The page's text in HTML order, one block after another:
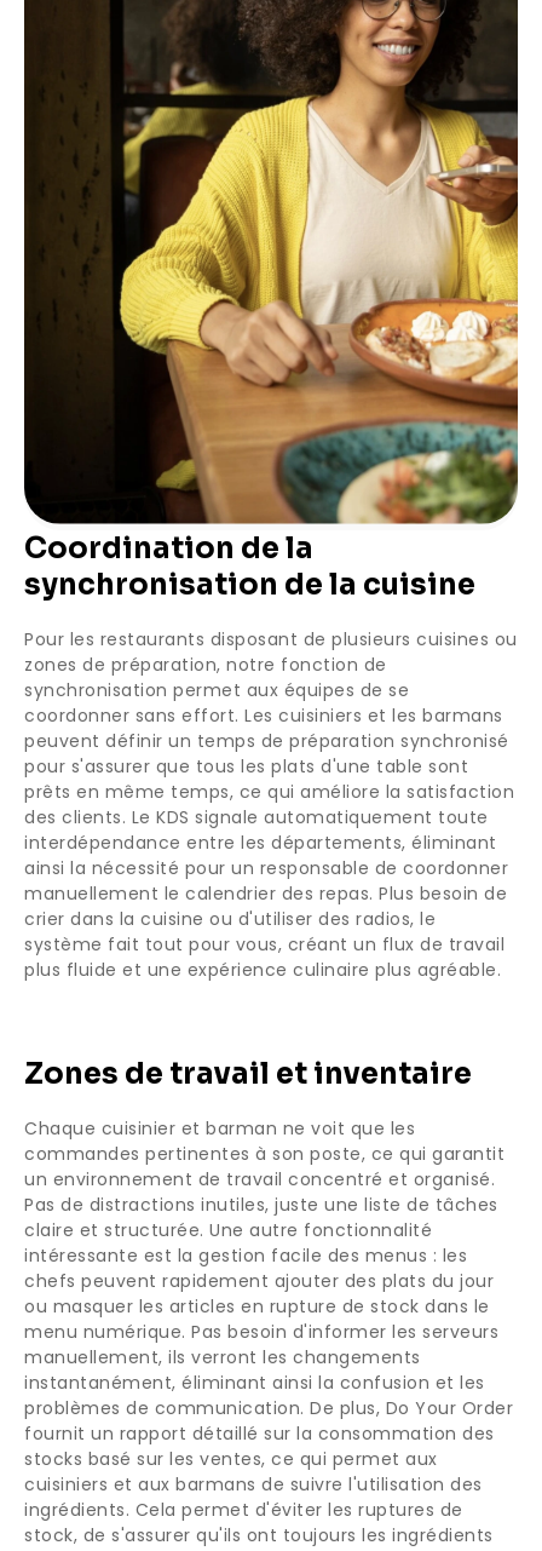
Coordination de la
synchronisation de la cuisine
Pour les restaurants disposant de plusieurs cuisines ou
zones de préparation, notre fonction de
synchronisation permet aux équipes de se
coordonner sans effort. Les cuisiniers et les barmans
peuvent définir un temps de préparation synchronisé
pour s'assurer que tous les plats d'une table sont
prêts en même temps, ce qui améliore la satisfaction
des clients. Le KDS signale automatiquement toute
interdépendance entre les départements, éliminant
ainsi la nécessité pour un responsable de coordonner
manuellement le calendrier des repas. Plus besoin de
crier dans la cuisine ou d'utiliser des radios, le
système fait tout pour vous, créant un flux de travail
plus fluide et une expérience culinaire plus agréable.
Zones de travail et inventaire
Chaque cuisinier et barman ne voit que les
commandes pertinentes à son poste, ce qui garantit
un environnement de travail concentré et organisé.
Pas de distractions inutiles, juste une liste de tâches
claire et structurée. Une autre fonctionnalité
intéressante est la gestion facile des menus : les
chefs peuvent rapidement ajouter des plats du jour
ou masquer les articles en rupture de stock dans le
menu numérique. Pas besoin d'informer les serveurs
manuellement, ils verront les changements
instantanément, éliminant ainsi la confusion et les
problèmes de communication. De plus, Do Your Order
fournit un rapport détaillé sur la consommation des
stocks basé sur les ventes, ce qui permet aux
cuisiniers et aux barmans de suivre l'utilisation des
ingrédients. Cela permet d'éviter les ruptures de
stock, de s'assurer qu'ils ont toujours les ingrédients